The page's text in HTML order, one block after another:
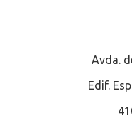
Avda.
Edif.